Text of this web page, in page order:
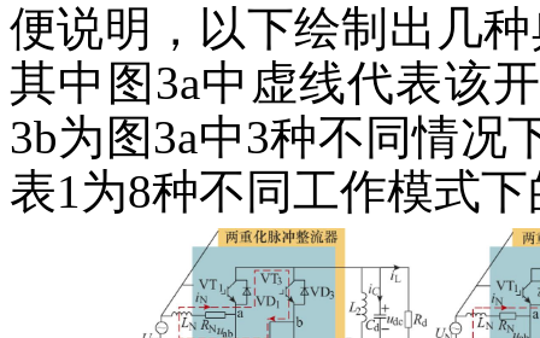
便说明，以下绘制出几
其中图3a中虚线代表该
3b为图3a中3种不同情况
表1为8种不同工作模式